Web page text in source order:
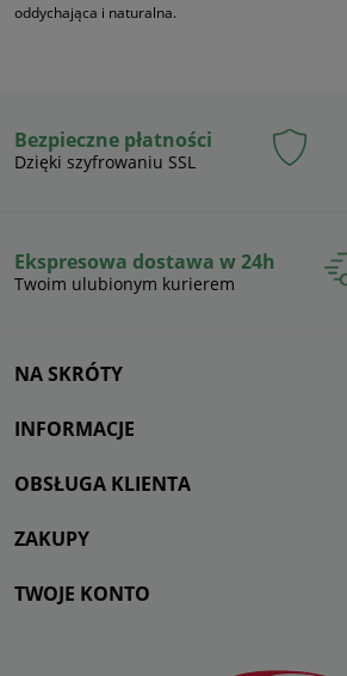
oddychająca i naturalna.
Bezpieczne płatności
Dzięki szyfrowaniu SSL
Ekspresowa dostawa w 24h
Twoim ulubionym kurierem
NA SKRÓTY
INFORMACJE
OBSŁUGA KLIENTA
ZAKUPY
TWOJE KONTO